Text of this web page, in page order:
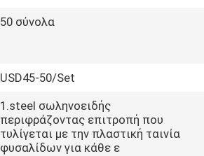
50 σύνολα
USD45-50/Set
1.steel σωληνοειδής
περιφράζοντας επιτροπή που
τυλίγεται με την πλαστική ταινία
φυσαλίδων για κάθε ε